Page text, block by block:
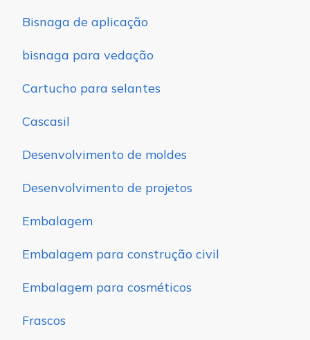
Bisnaga de aplicação
bisnaga para vedação
Cartucho para selantes
Cascasil
Desenvolvimento de moldes
Desenvolvimento de projetos
Embalagem
Embalagem para construção civil
Embalagem para cosméticos
Frascos